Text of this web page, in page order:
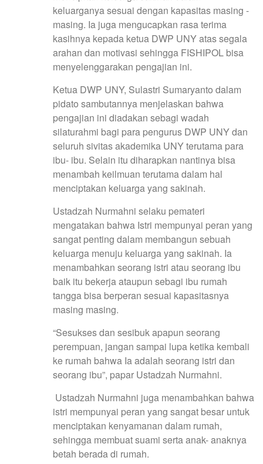
keluarganya sesuai dengan kapasitas masing -
masing. Ia juga mengucapkan rasa terima
kasihnya kepada ketua DWP UNY atas segala
arahan dan motivasi sehingga FISHIPOL bisa
menyelenggarakan pengajian ini.
Ketua DWP UNY, Sulastri Sumaryanto dalam
pidato sambutannya menjelaskan bahwa
pengajian ini diadakan sebagi wadah
silaturahmi bagi para pengurus DWP UNY dan
seluruh sivitas akademika UNY terutama para
ibu- ibu. Selain itu diharapkan nantinya bisa
menambah keilmuan terutama dalam hal
menciptakan keluarga yang sakinah.
Ustadzah Nurmahni selaku pemateri
mengatakan bahwa Istri mempunyai peran yang
sangat penting dalam membangun sebuah
keluarga menuju keluarga yang sakinah. Ia
menambahkan seorang istri atau seorang ibu
baik itu bekerja ataupun sebagi ibu rumah
tangga bisa berperan sesuai kapasitasnya
masing masing.
“Sesukses dan sesibuk apapun seorang
perempuan, jangan sampai lupa ketika kembali
ke rumah bahwa Ia adalah seorang istri dan
seorang ibu”, papar Ustadzah Nurmahni.
Ustadzah Nurmahni juga menambahkan bahwa
istri mempunyai peran yang sangat besar untuk
menciptakan kenyamanan dalam rumah,
sehingga membuat suami serta anak- anaknya
betah berada di rumah.